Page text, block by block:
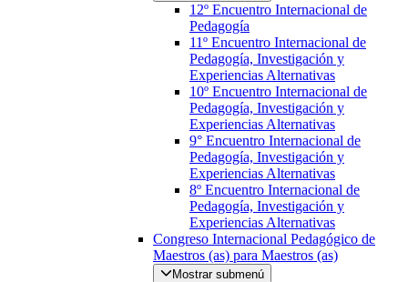
12º Encuentro Internacional de
Pedagogía
11º Encuentro Internacional de
Pedagogía, Investigación y
Experiencias Alternativas
10º Encuentro Internacional de
Pedagogía, Investigación y
Experiencias Alternativas
9° Encuentro Internacional de
Pedagogía, Investigación y
Experiencias Alternativas
8º Encuentro Internacional de
Pedagogía, Investigación y
Experiencias Alternativas
Congreso Internacional Pedagógico de
Maestros (as) para Maestros (as)
Mostrar submenú